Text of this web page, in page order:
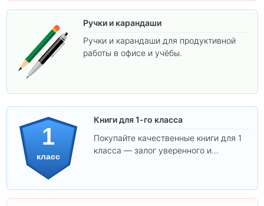
Ручки и карандаши
Ручки и карандаши для продуктивной
работы в офисе и учёбы.
1
класс
Книги для 1-го класса
Покупайте качественные книги для 1
класса — залог уверенного и